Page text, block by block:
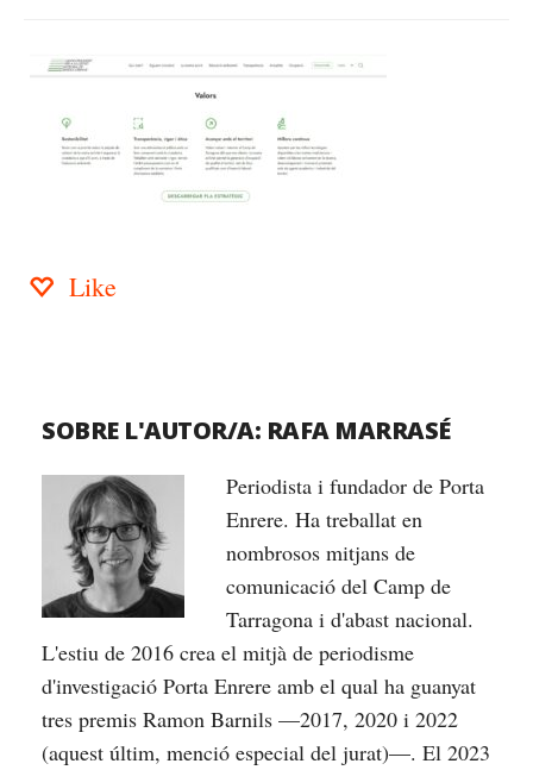
Like
SOBRE L'AUTOR/A: RAFA MARRASÉ
Periodista i fundador de Porta
Enrere. Ha treballat en
nombrosos mitjans de
comunicació del Camp de
Tarragona i d'abast nacional.
L'estiu de 2016 crea el mitjà de periodisme
d'investigació Porta Enrere amb el qual ha guanyat
tres premis Ramon Barnils —2017, 2020 i 2022
(aquest últim, menció especial del jurat)—. El 2023